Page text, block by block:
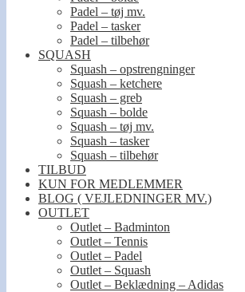
Padel – tøj mv.
Padel – tasker
Padel – tilbehør
SQUASH
Squash – opstrengninger
Squash – ketchere
Squash – greb
Squash – bolde
Squash – tøj mv.
Squash – tasker
Squash – tilbehør
TILBUD
KUN FOR MEDLEMMER
BLOG ( VEJLEDNINGER MV.)
OUTLET
Outlet – Badminton
Outlet – Tennis
Outlet – Padel
Outlet – Squash
Outlet – Beklædning – Adidas